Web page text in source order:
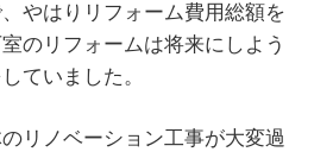
やはりリフォーム費用総額を
のリフォームは将来にしよう
ていました。
リノベーション工事が大変過